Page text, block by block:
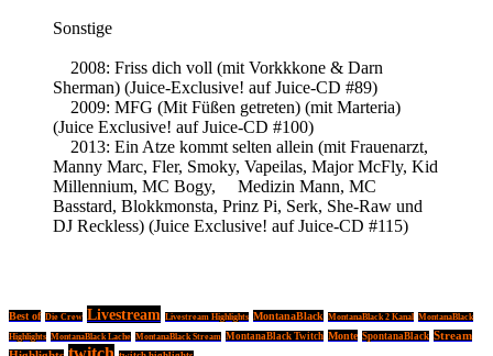
Sonstige
2008: Friss dich voll (mit Vorkkkone & Darn
Sherman) (Juice-Exclusive! auf Juice-CD #89)
2009: MFG (Mit Füßen getreten) (mit Marteria)
(Juice Exclusive! auf Juice-CD #100)
2013: Ein Atze kommt selten allein (mit Frauenarzt,
Manny Marc, Fler, Smoky, Vapeilas, Major McFly, Kid
Millennium, MC Bogy, Medizin Mann, MC
Basstard, Blokkmonsta, Prinz Pi, Serk, She-Raw und
DJ Reckless) (Juice Exclusive! auf Juice-CD #115)
Best of Die Crew Livestream Livestream Highlights MontanaBlack MontanaBlack 2 Kanal MontanaBlack
Highlights MontanaBlack Lache MontanaBlack Stream MontanaBlack Twitch Monte SpontanaBlack Stream